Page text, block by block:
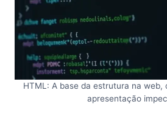
HTML: A base da estrutura na web,
apresentação